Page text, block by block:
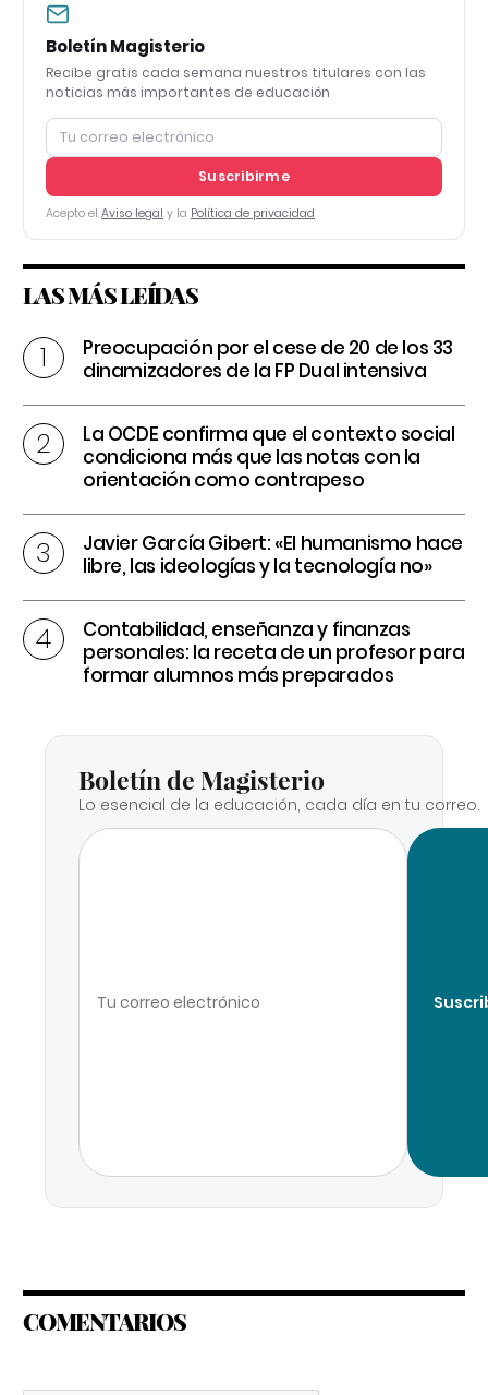
Boletín Magisterio
Recibe gratis cada semana nuestros titulares con las
noticias más importantes de educación
Suscribirme
Acepto el Aviso legal y la Política de privacidad
LAS MÁS LEÍDAS
Preocupación por el cese de 20 de los 33
dinamizadores de la FP Dual intensiva
La OCDE confirma que el contexto social
condiciona más que las notas con la
orientación como contrapeso
Javier García Gibert: «El humanismo hace
libre, las ideologías y la tecnología no»
Contabilidad, enseñanza y finanzas
personales: la receta de un profesor para
formar alumnos más preparados
Boletín de Magisterio
Lo esencial de la educación, cada día en tu correo.
COMENTARIOS